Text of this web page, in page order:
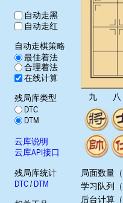
自动走黑
自动走红
自动走棋策略
最佳着法
合理着法
在线计算
残局库类型
DTC
DTM
云库说明
云库API接口
残局库统计
DTC/ DTM
九 八
局面数量
学习队列
后台计算